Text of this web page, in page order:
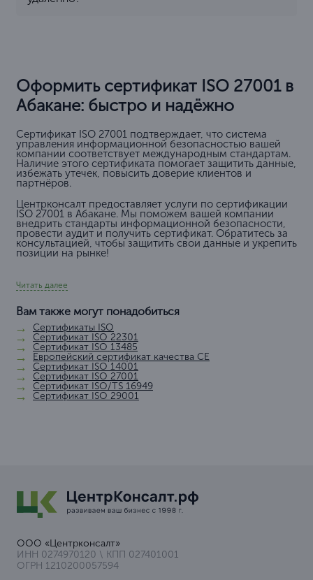
Оформить сертификат ISO 27001 в
Абакане: быстро и надёжно
Сертификат ISO 27001 подтверждает, что система
управления информационной безопасностью вашей
компании соответствует международным стандартам.
Наличие этого сертификата помогает защитить данные,
избежать утечек, повысить доверие клиентов и
партнёров.
Центрконсалт предоставляет услуги по сертификации
ISO 27001 в Абакане. Мы поможем вашей компании
внедрить стандарты информационной безопасности,
провести аудит и получить сертификат. Обратитесь за
консультацией, чтобы защитить свои данные и укрепить
позиции на рынке!
Читать далее
Вам также могут понадобиться
Сертификаты ISO
Сертификат ISO 22301
Сертификат ISO 13485
Европейский сертификат качества СЕ
Сертификат ISO 14001
Сертификат ISO 27001
Сертификат ISO/TS 16949
Сертификат ISO 29001
ООО «Центрконсалт»
ИНН 0274970120 \ КПП 027401001
ОГРН 1210200057594